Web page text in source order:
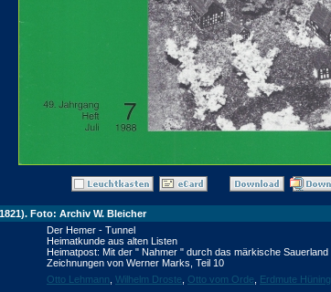
Foto: Archiv W. Bleicher
Der Hemer - Tunnel
Heimatkunde aus alten Listen
Heimatpost: Mit der " Nahmer " durch das märkische Sauerland
Zeichnungen von Werner Marks, Teil 10
Otto Lehmann Wilhelm Droste Otto vom Orde Erdmute Hüning